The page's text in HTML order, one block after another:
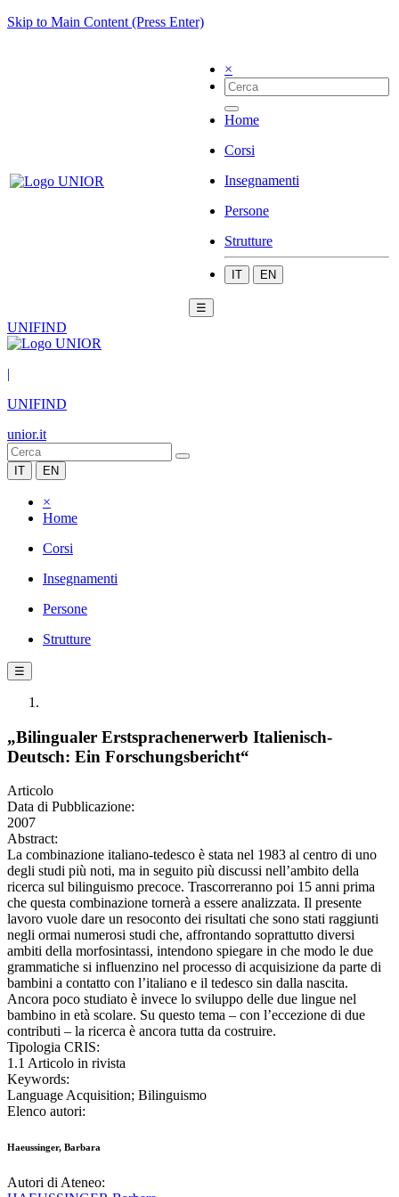
Skip to Main Content (Press Enter)
×
Home
Corsi
Insegnamenti
Persone
Strutture
IT EN
☰
UNIFIND
|
UNIFIND
unior.it
IT EN
×
Home
Corsi
Insegnamenti
Persone
Strutture
☰
„Bilingualer Erstsprachenerwerb Italienisch-
Deutsch: Ein Forschungsbericht“
Articolo
Data di Pubblicazione:
2007
Abstract:
La combinazione italiano-tedesco è stata nel 1983 al centro di uno
degli studi più noti, ma in seguito più discussi nell’ambito della
ricerca sul bilinguismo precoce. Trascorreranno poi 15 anni prima
che questa combinazione tornerà a essere analizzata. Il presente
lavoro vuole dare un resoconto dei risultati che sono stati raggiunti
negli ormai numerosi studi che, affrontando soprattutto diversi
ambiti della morfosintassi, intendono spiegare in che modo le due
grammatiche si influenzino nel processo di acquisizione da parte di
bambini a contatto con l’italiano e il tedesco sin dalla nascita.
Ancora poco studiato è invece lo sviluppo delle due lingue nel
bambino in età scolare. Su questo tema – con l’eccezione di due
contributi – la ricerca è ancora tutta da costruire.
Tipologia CRIS:
1.1 Articolo in rivista
Keywords:
Language Acquisition; Bilinguismo
Elenco autori:
Haeussinger, Barbara
Autori di Ateneo: